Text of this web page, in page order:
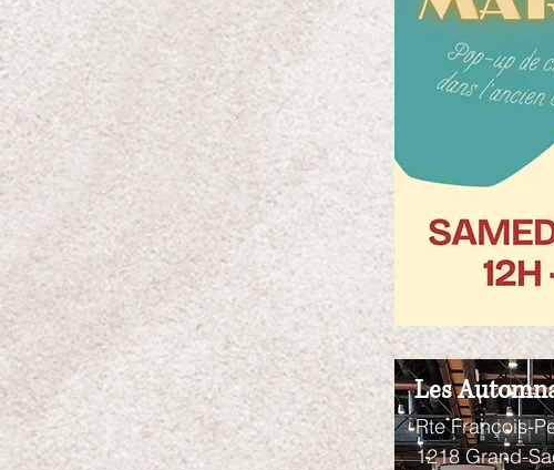
Les
Rte François-
1218 Grand-